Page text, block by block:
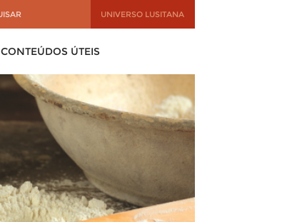
UNIVERSO LUSITANA
CONTEÚDOS ÚTEIS